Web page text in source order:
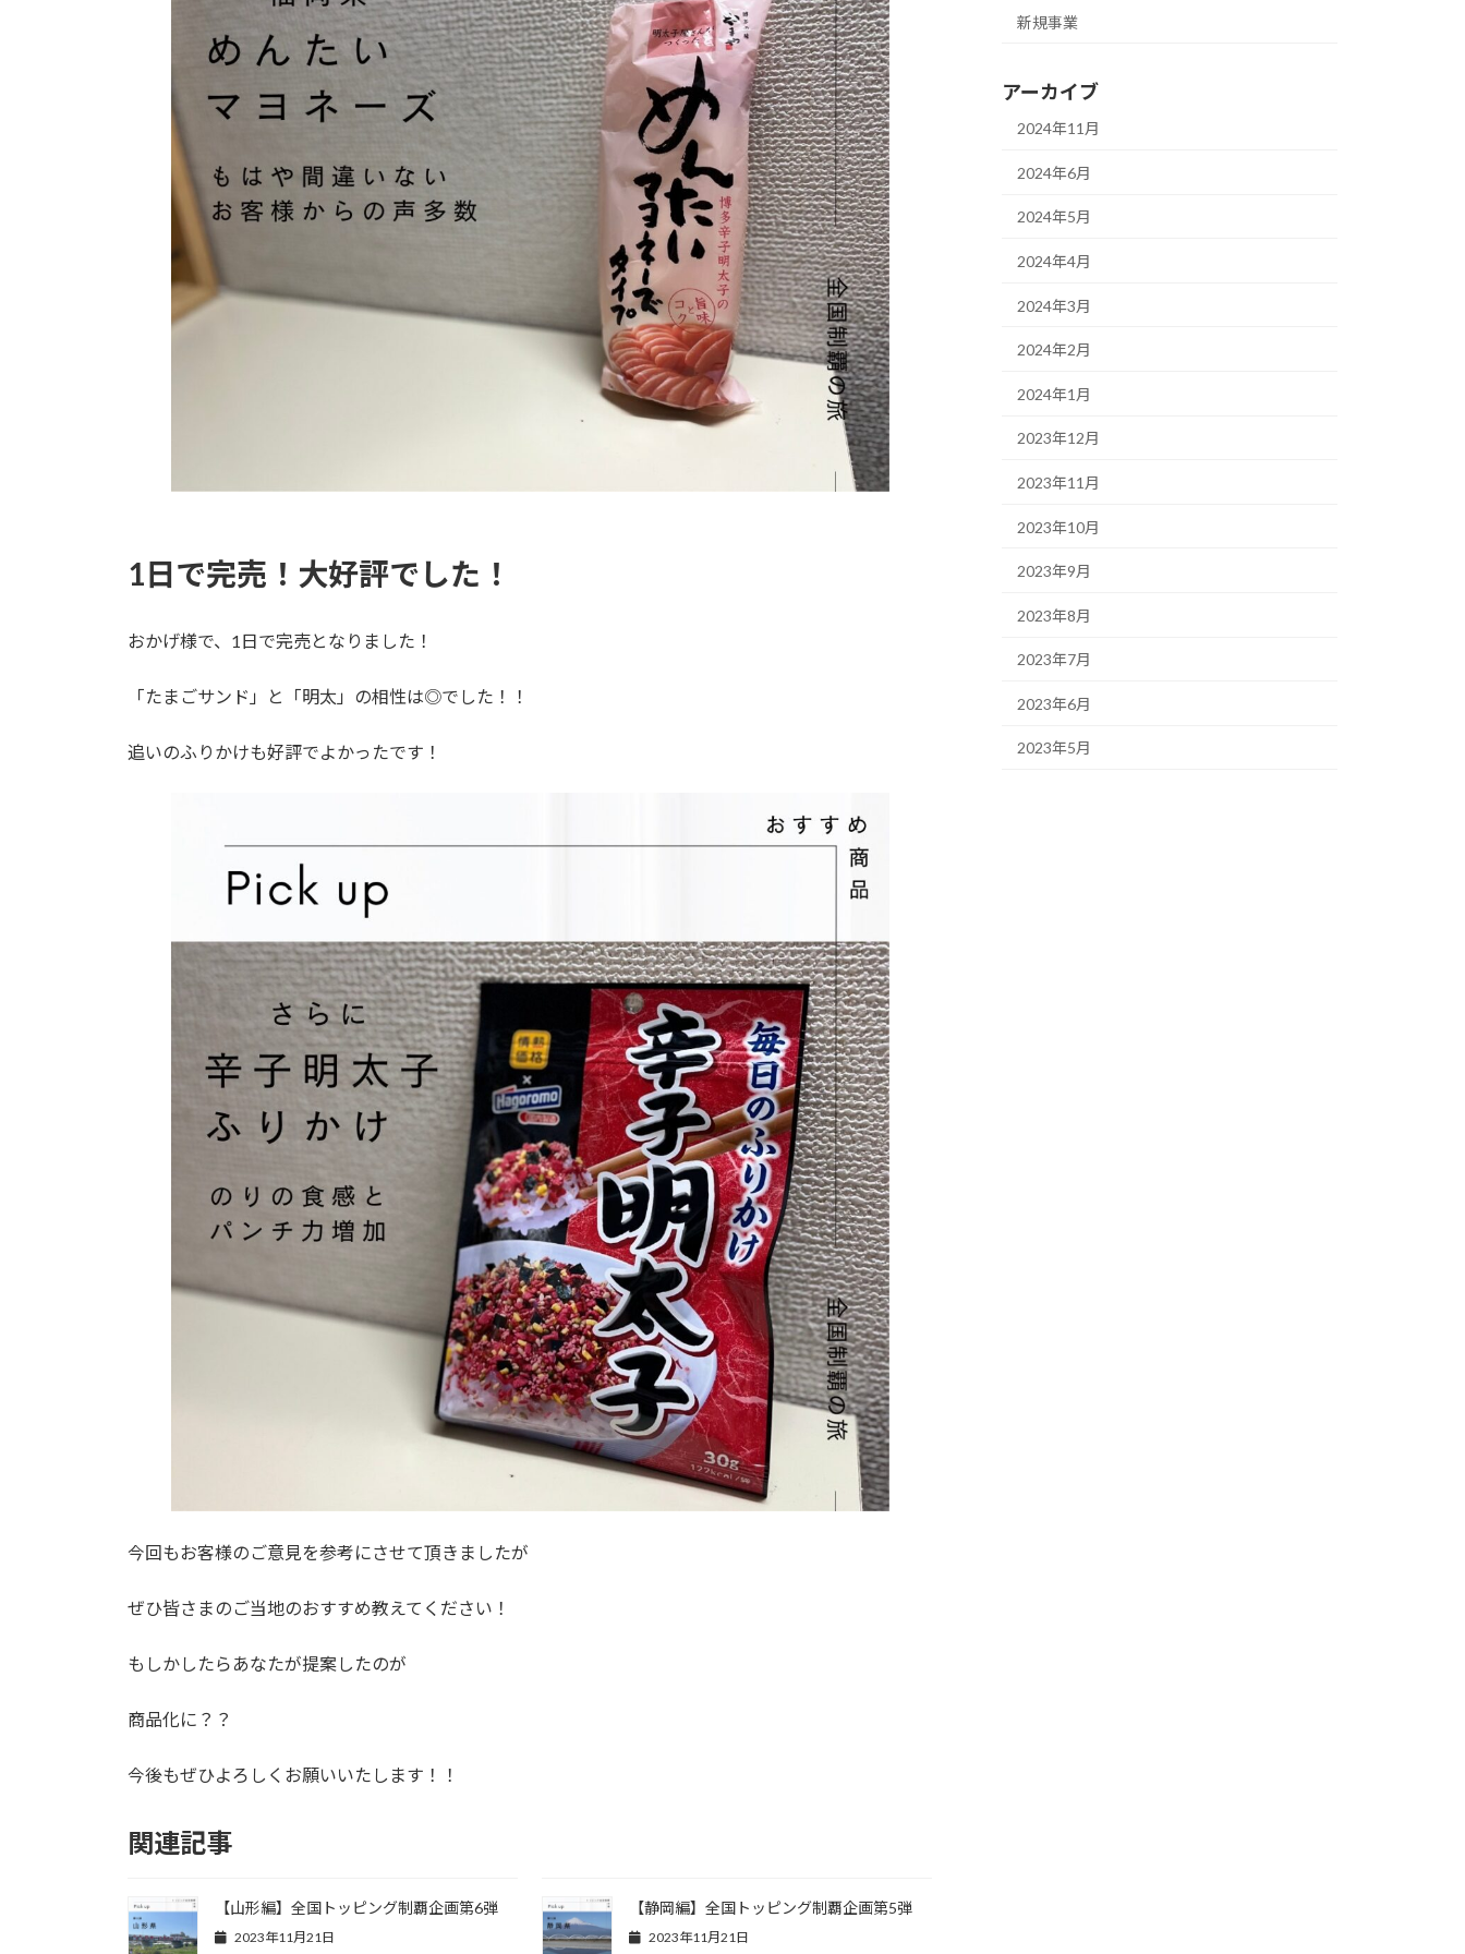
1日で完売！大好評でした！
おかげ様で、1日で完売となりました！
「たまごサンド」と「明太」の相性は◎でした！！
追いのふりかけも好評でよかったです！
今回もお客様のご意見を参考にさせて頂きましたが
ぜひ皆さまのご当地のおすすめ教えてください！
もしかしたらあなたが提案したのが
商品化に？？
今後もぜひよろしくお願いいたします！！
関連記事
【山形編】全国トッピング制覇企画第6弾
2023年11月21日
【静岡編】全国トッピング制覇企画第5弾
2023年11月21日
新規事業
アーカイブ
2024年11月
2024年6月
2024年5月
2024年4月
2024年3月
2024年2月
2024年1月
2023年12月
2023年11月
2023年10月
2023年9月
2023年8月
2023年7月
2023年6月
2023年5月